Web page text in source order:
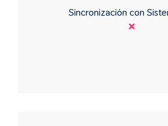
Sincronización con